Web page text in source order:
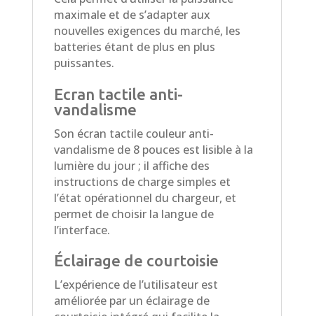
maximale et de s’adapter aux
nouvelles exigences du marché, les
batteries étant de plus en plus
puissantes.
Ecran tactile anti-
vandalisme
Son écran tactile couleur anti-
vandalisme de 8 pouces est lisible à la
lumière du jour ; il affiche des
instructions de charge simples et
l’état opérationnel du chargeur, et
permet de choisir la langue de
l’interface.
Éclairage de courtoisie
L’expérience de l’utilisateur est
améliorée par un éclairage de